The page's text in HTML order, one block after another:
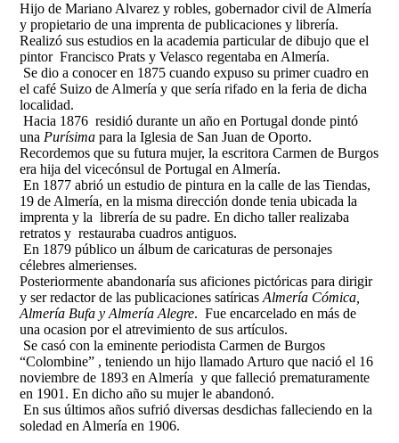
Hijo de Mariano Alvarez y robles, gobernador civil de Almería
y propietario de una imprenta de publicaciones y librería.
Realizó sus estudios en la academia particular de dibujo que el
pintor Francisco Prats y Velasco regentaba en Almería.
Se dio a conocer en 1875 cuando expuso su primer cuadro en
el café Suizo de Almería y que sería rifado en la feria de dicha
localidad.
Hacia 1876 residió durante un año en Portugal donde pintó
una Purísima para la Iglesia de San Juan de Oporto.
Recordemos que su futura mujer, la escritora Carmen de Burgos
era hija del vicecónsul de Portugal en Almería.
En 1877 abrió un estudio de pintura en la calle de las Tiendas,
19 de Almería, en la misma dirección donde tenia ubicada la
imprenta y la librería de su padre. En dicho taller realizaba
retratos y restauraba cuadros antiguos.
En 1879 público un álbum de caricaturas de personajes
célebres almerienses.
Posteriormente abandonaría sus aficiones pictóricas para dirigir
y ser redactor de las publicaciones satíricasAlmería Cómica,
Almería Bufa y Almería Alegre. Fue encarcelado en más de
una ocasion por el atrevimiento de sus artículos.
Se casó con la eminente periodista Carmen de Burgos
“Colombine” , teniendo un hijo llamado Arturo que nació el 16
noviembre de 1893 en Almería y que falleció prematuramente
en 1901. En dicho año su mujer le abandonó.
En sus últimos años sufrió diversas desdichas falleciendo en la
soledad en Almería en 1906.